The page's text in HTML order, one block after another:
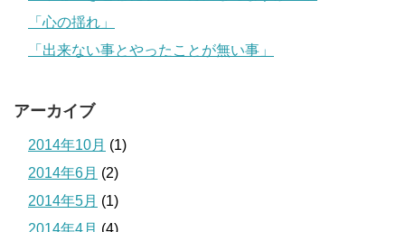
「心の揺れ」
「出来ない事とやったことが無い事」
アーカイブ
2014年10月 (1)
2014年6月 (2)
2014年5月 (1)
2014年4月 (4)